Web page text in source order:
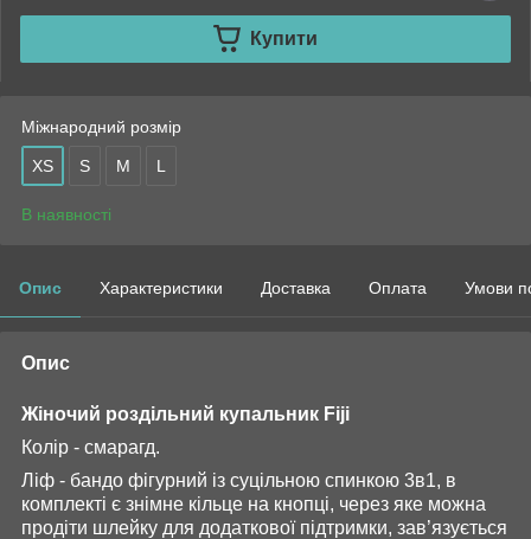
Купити
Міжнародний розмір
XS S M L
В наявності
Опис Характеристики Доставка Оплата Умови
Опис
Жіночий роздільний купальник Fiji
Колір - смарагд.
Ліф - бандо фігурний із суцільною спинкою 3в1, в
комплекті є знімне кільце на кнопці, через яке можна
продіти шлейку для додаткової підтримки, зав’язується